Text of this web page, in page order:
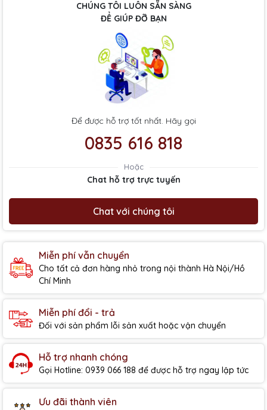
CHÚNG TÔI LUÔN SẴN SÀNG
ĐỂ GIÚP ĐỠ BẠN
Để được hỗ trợ tốt nhất. Hãy gọi
0835 616 818
Hoặc
Chat hỗ trợ trực tuyến
Chat với chúng tôi
Miễn phí vẫn chuyển
Cho tất cả đơn hàng nhỏ trong nội thành Hà Nội/Hồ
Chí Minh
Miễn phí đổi - trả
Đối với sản phẩm lỗi sản xuất hoặc vận chuyển
Hỗ trợ nhanh chóng
Gọi Hotline: 0939 066 188 để được hỗ trợ ngay lập tức
Ưu đãi thành viên